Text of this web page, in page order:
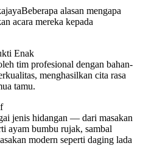
Beberapa alasan mengapa
acara mereka kepada
Enak
tim profesional dengan bahan-
menghasilkan cita rasa
tamu.
jenis hidangan — dari masakan
ayam bumbu rujak, sambal
modern seperti daging lada